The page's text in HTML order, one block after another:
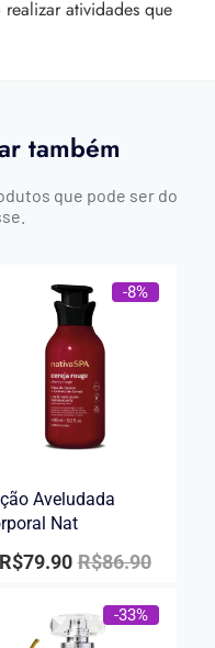
atividades que
também
que pode ser do
-8%
Aveludada
Nat
R$86.90
R$79.90
-33%